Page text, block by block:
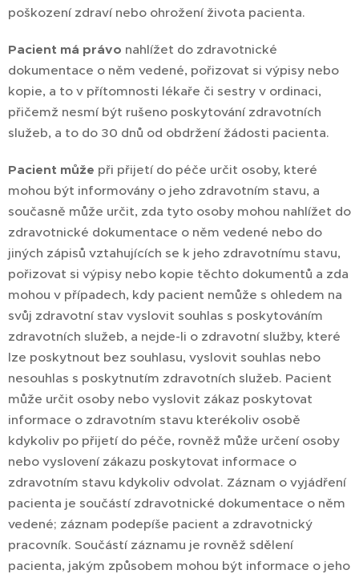
poškození zdraví nebo ohrožení života pacienta.
Pacient má právo nahlížet do zdravotnické
dokumentace o něm vedené, pořizovat si výpisy nebo
kopie, a to v přítomnosti lékaře či sestry v ordinaci,
přičemž nesmí být rušeno poskytování zdravotních
služeb, a to do 30 dnů od obdržení žádosti pacienta.
Pacient může při přijetí do péče určit osoby, které
mohou být informovány o jeho zdravotním stavu, a
současně může určit, zda tyto osoby mohou nahlížet do
zdravotnické dokumentace o něm vedené nebo do
jiných zápisů vztahujících se k jeho zdravotnímu stavu,
pořizovat si výpisy nebo kopie těchto dokumentů a zda
mohou v případech, kdy pacient nemůže s ohledem na
svůj zdravotní stav vyslovit souhlas s poskytováním
zdravotních služeb, a nejde-li o zdravotní služby, které
lze poskytnout bez souhlasu, vyslovit souhlas nebo
nesouhlas s poskytnutím zdravotních služeb. Pacient
může určit osoby nebo vyslovit zákaz poskytovat
informace o zdravotním stavu kterékoliv osobě
kdykoliv po přijetí do péče, rovněž může určení osoby
nebo vyslovení zákazu poskytovat informace o
zdravotním stavu kdykoliv odvolat. Záznam o vyjádření
pacienta je součástí zdravotnické dokumentace o něm
vedené; záznam podepíše pacient a zdravotnický
pracovník. Součástí záznamu je rovněž sdělení
pacienta, jakým způsobem mohou být informace o jeho